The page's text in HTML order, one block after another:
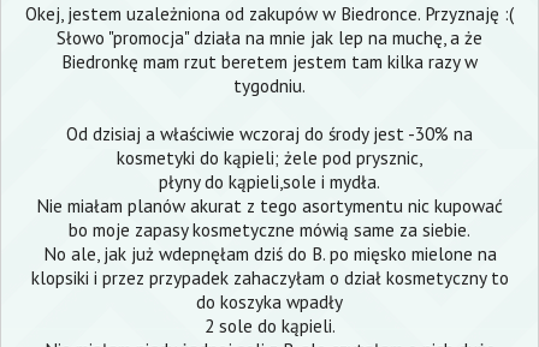
Okej, jestem uzależniona od zakupów w Biedronce. Przyznaję :(
Słowo "promocja" działa na mnie jak lep na muchę, a że
Biedronkę mam rzut beretem jestem tam kilka razy w
tygodniu.
Od dzisiaj a właściwie wczoraj do środy jest -30% na
kosmetyki do kąpieli; żele pod prysznic,
płyny do kąpieli,sole i mydła.
Nie miałam planów akurat z tego asortymentu nic kupować
bo moje zapasy kosmetyczne mówią same za siebie.
No ale, jak już wdepnęłam dziś do B. po mięsko mielone na
klopsiki i przez przypadek zahaczyłam o dział kosmetyczny to
do koszyka wpadły
2 sole do kąpieli.